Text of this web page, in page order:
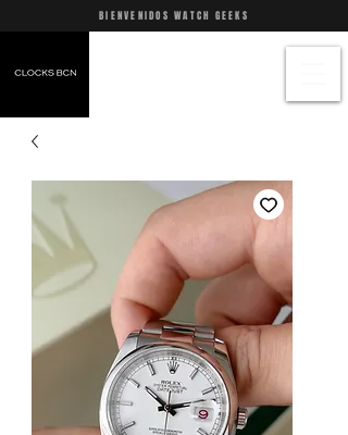
BIENVENIDOS WATCH GEEKS